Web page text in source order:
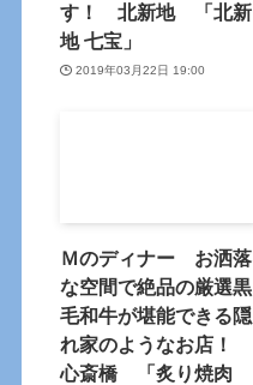
す！ 北新地 「北新
地 七宝」
2019年03月22日 19:00
Ｍのディナー お洒落
な空間で絶品の厳選黒
毛和牛が堪能できる隠
れ家のようなお店！
心斎橋 「炙り焼肉